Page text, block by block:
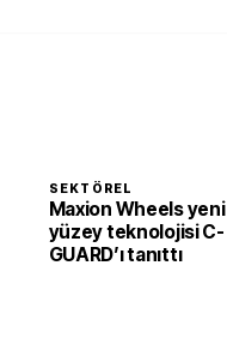
SEKTÖREL
Maxion Wheels yeni
yüzey teknolojisi C-
GUARD’ı tanıttı